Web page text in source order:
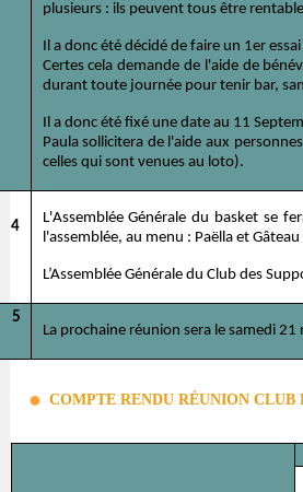
plusieurs : ils peuvent tous être
Il a donc été décidé de faire un 1er
Certes cela demande de l'aide de
durant toute journée pour tenir bar,
Il a donc été fixé une date au 11
Paula sollicitera de l'aide aux
celles qui sont venues au loto).
4
L'Assemblée Générale du basket se
l'assemblée, au menu : Paëlla et
L’Assemblée Générale du Club des
5
La prochaine réunion sera le samedi
COMPTE RENDU RÉUNION CLUB